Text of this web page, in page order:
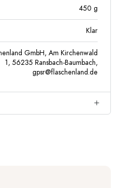
450 g
Klar
GmbH, Am Kirchenwald
1, 56235 Ransbach-Baumbach,
gpsr@flaschenland.de